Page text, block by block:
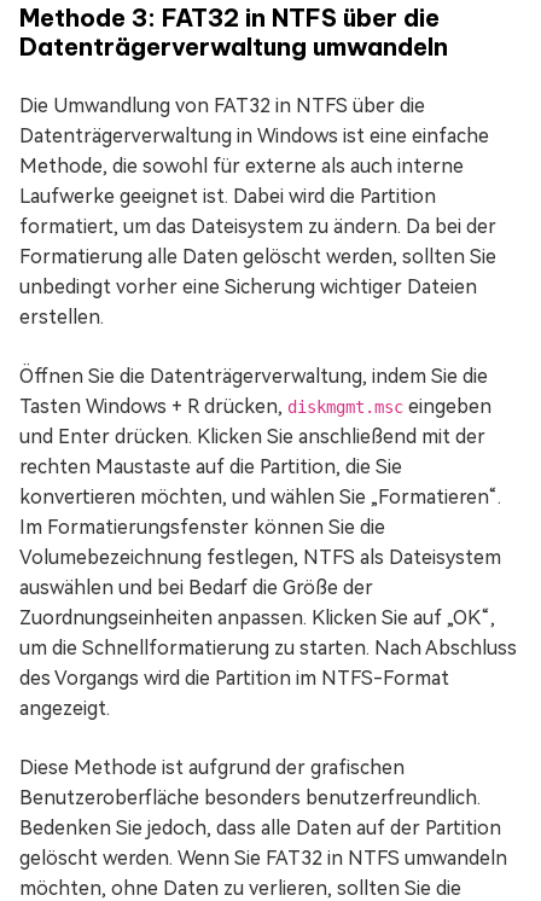
Methode 3: FAT32 in NTFS über die
Datenträgerverwaltung umwandeln
Die Umwandlung von FAT32 in NTFS über die
Datenträgerverwaltung in Windows ist eine einfache
Methode, die sowohl für externe als auch interne
Laufwerke geeignet ist. Dabei wird die Partition
formatiert, um das Dateisystem zu ändern. Da bei der
Formatierung alle Daten gelöscht werden, sollten Sie
unbedingt vorher eine Sicherung wichtiger Dateien
erstellen.
Öffnen Sie die Datenträgerverwaltung, indem Sie die
Tasten Windows + R drücken, diskmgmt.msc eingeben
und Enter drücken. Klicken Sie anschließend mit der
rechten Maustaste auf die Partition, die Sie
konvertieren möchten, und wählen Sie „Formatieren“.
Im Formatierungsfenster können Sie die
Volumebezeichnung festlegen, NTFS als Dateisystem
auswählen und bei Bedarf die Größe der
Zuordnungseinheiten anpassen. Klicken Sie auf „OK“,
um die Schnellformatierung zu starten. Nach Abschluss
des Vorgangs wird die Partition im NTFS-Format
angezeigt.
Diese Methode ist aufgrund der grafischen
Benutzeroberfläche besonders benutzerfreundlich.
Bedenken Sie jedoch, dass alle Daten auf der Partition
gelöscht werden. Wenn Sie FAT32 in NTFS umwandeln
möchten, ohne Daten zu verlieren, sollten Sie die